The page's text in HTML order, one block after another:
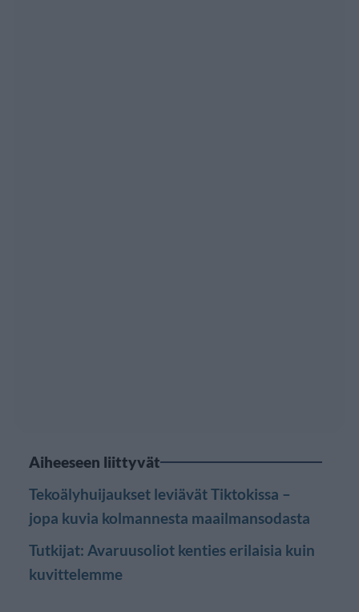
Aiheeseen liittyvät
Tekoälyhuijaukset leviävät Tiktokissa –
jopa kuvia kolmannesta maailmansodasta
Tutkijat: Avaruusoliot kenties erilaisia kuin
kuvittelemme